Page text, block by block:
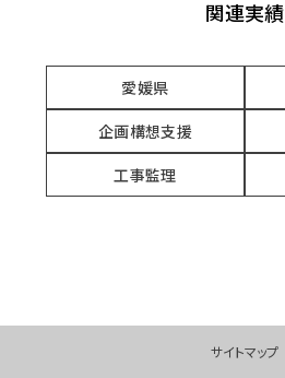
関連実績
愛媛県
企画構想支援
工事監理
サイトマップ